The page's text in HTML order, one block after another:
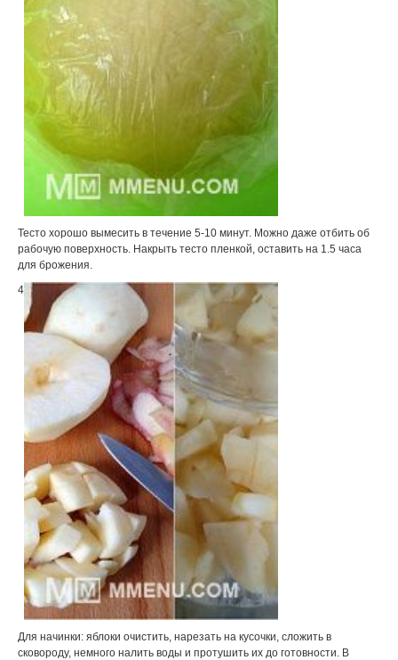
Тесто хорошо вымесить в течение 5-10 минут. Можно даже отбить об
рабочую поверхность. Накрыть тесто пленкой, оставить на 1.5 часа
для брожения.
4
Для начинки: яблоки очистить, нарезать на кусочки, сложить в
сковороду, немного налить воды и протушить их до готовности. В